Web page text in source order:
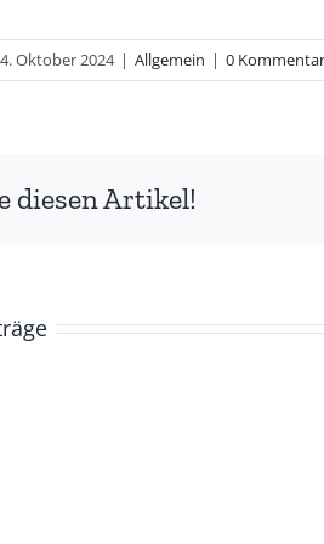
Oktober 2024 | Allgemein | 0
diesen Artikel!